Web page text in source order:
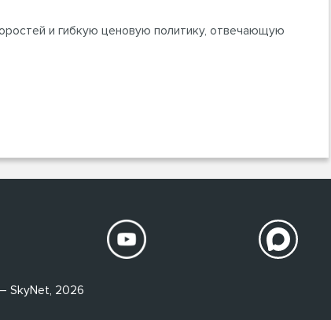
и гибкую ценовую политику, отвечающую
SkyNet, 2026